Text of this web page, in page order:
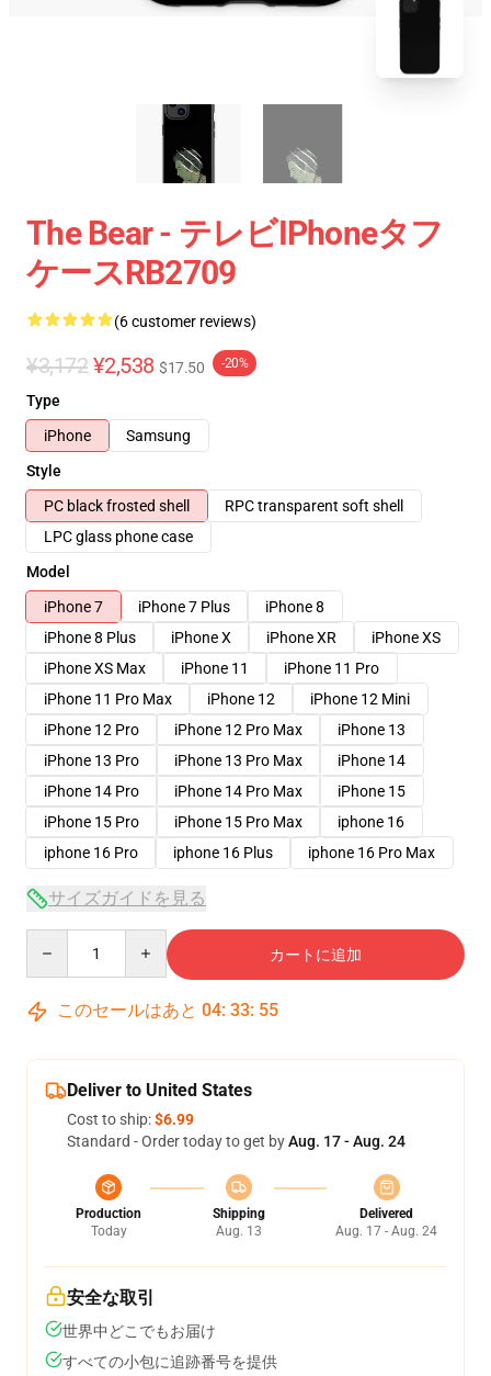
The Bear - テレビiPhoneタフ
ケースRB2709
(6 customer reviews)
¥3,172 ¥2,538 $17.50 -20%
Type
iPhone
Samsung
Style
PC black frosted shell
RPC transparent soft shell
LPC glass phone case
Model
iPhone 7
iPhone 7 Plus
iPhone 8
iPhone 8 Plus
iPhone X iPhone XR
iPhone XS
iPhone XS Max
iPhone 11
iPhone 11 Pro
iPhone 11 Pro Max
iPhone 12
iPhone 12 Mini
iPhone 12 Pro
iPhone 12 Pro Max
iPhone 13
iPhone 13 Pro
iPhone 13 Pro Max
iPhone 14
iPhone 14 Pro
iPhone 14 Pro Max
iPhone 15
iPhone 15 Pro
iPhone 15 Pro Max
iphone 16
iphone 16 Pro
iphone 16 Plus iphone 16 Pro Max
サイズガイドを見る
カートに追加
このセールはあと 04: 33: 54
Deliver to United States
Cost to ship:$6.99
Standard - Order today to get byAug. 17 - Aug. 24
Production
Today
Shipping
Aug. 13
Delivered
Aug. 17 - Aug. 24
安全な取引
世界中どこでもお届け
すべての小包に追跡番号を提供